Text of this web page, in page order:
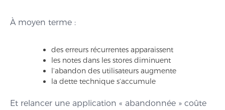
À moyen terme :
des erreurs récurrentes apparaissent
les notes dans les stores diminuent
l’abandon des utilisateurs augmente
la dette technique s’accumule
Et relancer une application « abandonnée » coûte